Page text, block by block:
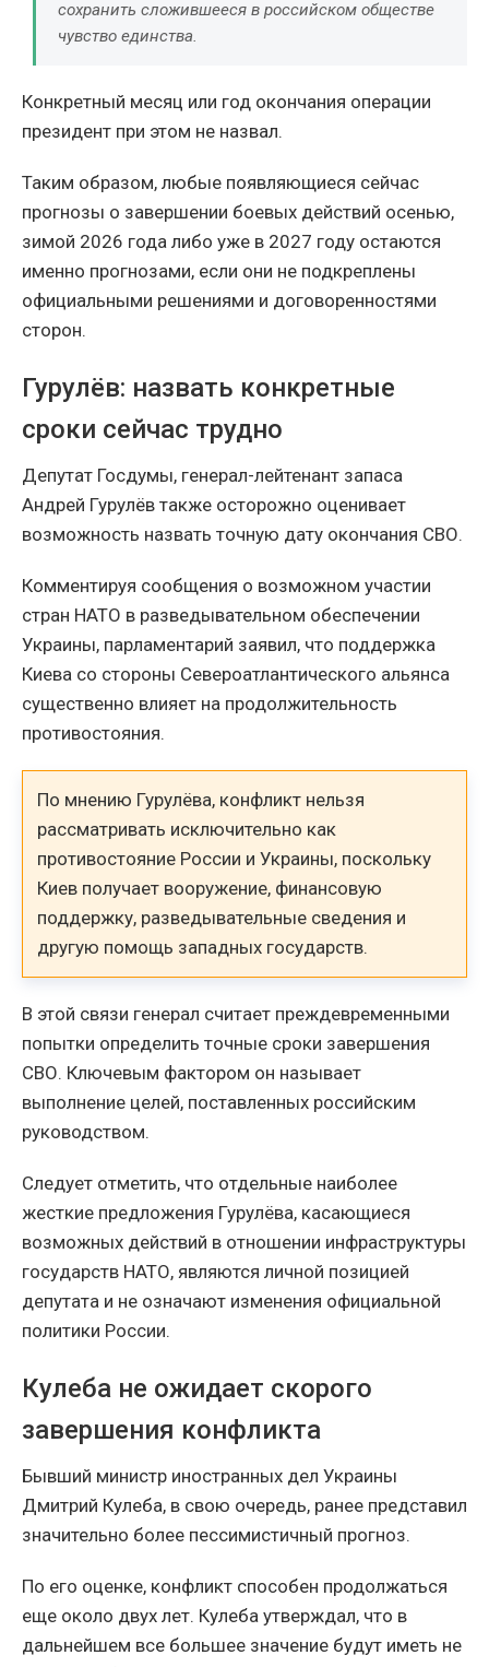
сохранить сложившееся в российском обществе
чувство единства.
Конкретный месяц или год окончания операции
президент при этом не назвал.
Таким образом, любые появляющиеся сейчас
прогнозы о завершении боевых действий осенью,
зимой 2026 года либо уже в 2027 году остаются
именно прогнозами, если они не подкреплены
официальными решениями и договоренностями
сторон.
Гурулёв: назвать конкретные
сроки сейчас трудно
Депутат Госдумы, генерал-лейтенант запаса
Андрей Гурулёв также осторожно оценивает
возможность назвать точную дату окончания СВО.
Комментируя сообщения о возможном участии
стран НАТО в разведывательном обеспечении
Украины, парламентарий заявил, что поддержка
Киева со стороны Североатлантического альянса
существенно влияет на продолжительность
противостояния.
По мнению Гурулёва, конфликт нельзя
рассматривать исключительно как
противостояние России и Украины, поскольку
Киев получает вооружение, финансовую
поддержку, разведывательные сведения и
другую помощь западных государств.
В этой связи генерал считает преждевременными
попытки определить точные сроки завершения
СВО. Ключевым фактором он называет
выполнение целей, поставленных российским
руководством.
Следует отметить, что отдельные наиболее
жесткие предложения Гурулёва, касающиеся
возможных действий в отношении инфраструктуры
государств НАТО, являются личной позицией
депутата и не означают изменения официальной
политики России.
Кулеба не ожидает скорого
завершения конфликта
Бывший министр иностранных дел Украины
Дмитрий Кулеба, в свою очередь, ранее представил
значительно более пессимистичный прогноз.
По его оценке, конфликт способен продолжаться
еще около двух лет. Кулеба утверждал, что в
дальнейшем все большее значение будут иметь не